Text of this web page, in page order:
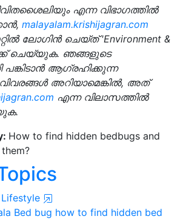
എന്ന വിഭാഗത്തിൽ
malayalam.krishijagran.com
ലോഗിൻ ചെയ്‌ത് 'Environment &
ചെയ്യുക. ഞങ്ങളുടെ
പങ്കിടാൻ ആഗ്രഹിക്കുന്ന
വിവരങ്ങൾ അറിയാമെങ്കിൽ, അത്
എന്ന വിലാസത്തിൽ
How to find hidden bedbugs and
Bed bug how to find hidden bed